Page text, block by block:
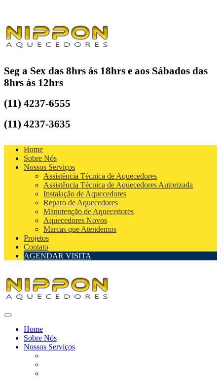
Seg a Sex das 8hrs ás 18hrs e aos Sábados das
8hrs ás 12hrs
(11) 4237-6555
(11) 4237-3635
Home
Sobre Nós
Nossos Serviços
Assistência Técnica de Aquecedores
Assistência Técnica de Aquecedores Autorizada
Instalação de Aquecedores
Reparo de Aquecedores
Manutenção de Aquecedores
Aquecedores Novos
Marcas que Atendemos
Projetos
Contato
AGENDAR VISITA
Home
Sobre Nós
Nossos Serviços